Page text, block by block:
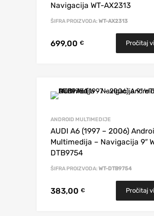
Navigacija WT-AX2313
ŠIFRA PROIZVODA: WT-AX2313
699,00 € Pročitaj
ANDROID MULTIMEDIJE
AUDI A6 (1997 – 2006)
Multimedija – Navigacija 9″
DTB9754
ŠIFRA PROIZVODA: WT-DTB9754
383,00 € Pročitaj